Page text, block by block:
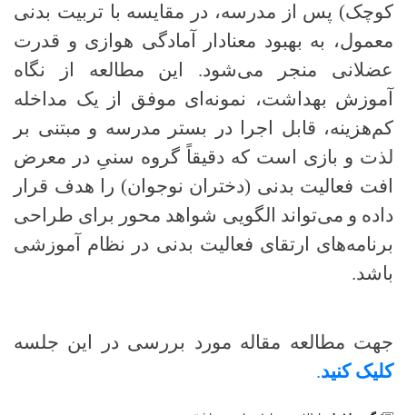
کوچک) پس از مدرسه، در مقایسه با تربیت بدنی
معمول، به بهبود معنادار آمادگی هوازی و قدرت
عضلانی منجر می‌شود. این مطالعه از نگاه
آموزش بهداشت، نمونه‌ای موفق از یک مداخله
کم‌هزینه، قابل اجرا در بستر مدرسه و مبتنی بر
لذت و بازی است که دقیقاً گروه سنیِ در معرض
افت فعالیت بدنی (دختران نوجوان) را هدف قرار
داده و می‌تواند الگویی شواهد محور برای طراحی
برنامه‌های ارتقای فعالیت بدنی در نظام آموزشی
باشد.
جهت مطالعه مقاله مورد بررسی در این جلسه
کلیک کنید.